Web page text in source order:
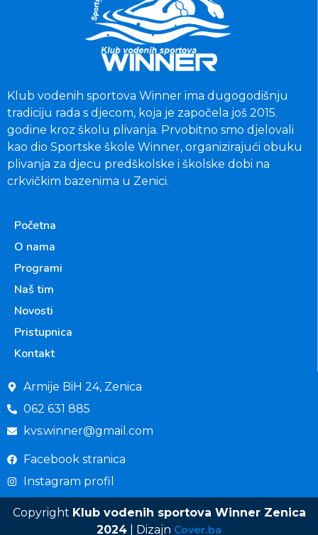
Klub vodenih sportova Winner ima dugogodišnju
tradiciju rada s djecom, koja je započela još 2015.
godine kroz školu plivanja. Prvobitno smo djelovali
kao dio Sportske škole Winner, organizirajući obuku
plivanja za djecu predškolske i školske dobi na
crkvičkim bazenima u Zenici.
Početna
O nama
Programi
Naš tim
Novosti
Pristupnica
Kontakt
Armije BiH 24, Zenica
062 631 885
kvs.winner@gmail.com
Facebook stranica
Instagram profil
Copyright Klub vodenih sportova Winner Zenica
2024 | Dizajn Cover.ba